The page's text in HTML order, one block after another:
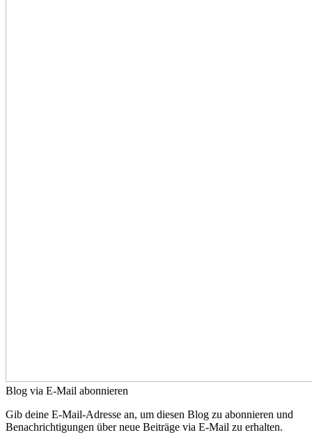
Blog via E-Mail abonnieren
Gib deine E-Mail-Adresse an, um diesen Blog zu abonnieren und
Benachrichtigungen über neue Beiträge via E-Mail zu erhalten.